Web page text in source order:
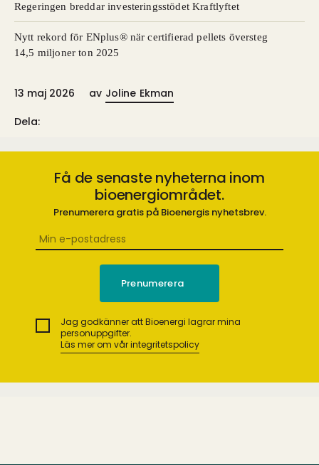
Regeringen breddar investeringsstödet Kraftlyftet
Nytt rekord för ENplus® när certifierad pellets översteg
14,5 miljoner ton 2025
13 maj 2026 av Joline Ekman
Dela:
Få de senaste nyheterna inom
bioenergiområdet.
Prenumerera gratis på Bioenergis nyhetsbrev.
Jag godkänner att Bioenergi lagrar mina
personuppgifter.
Läs mer om vår integritetspolicy